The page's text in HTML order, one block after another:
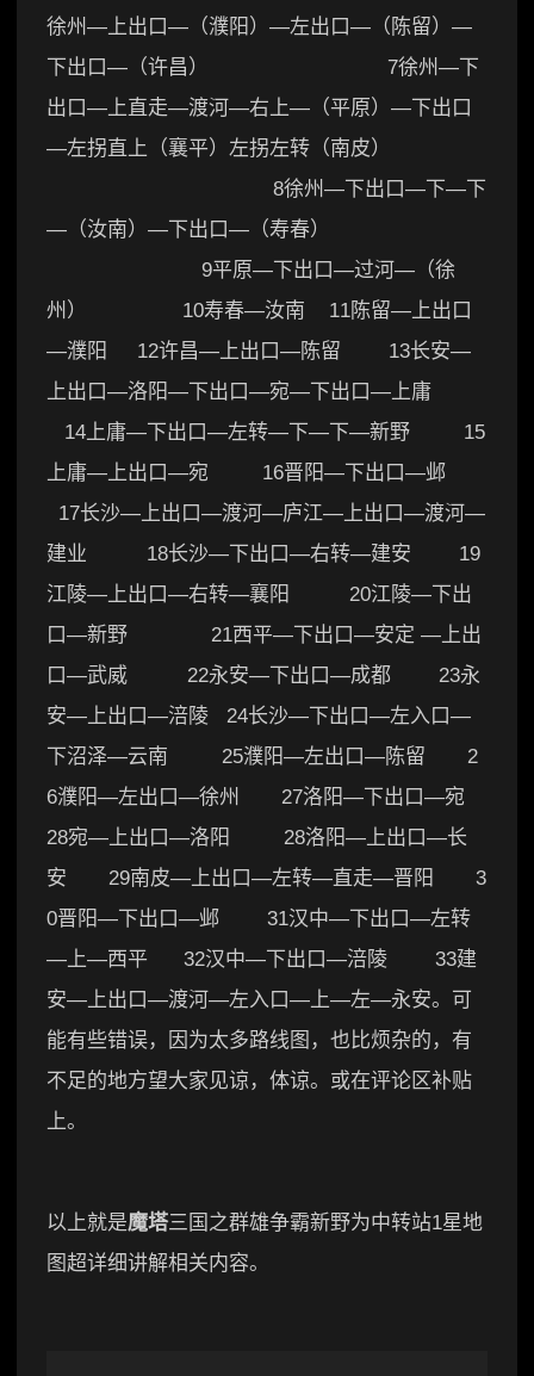
徐州—上出口—（濮阳）—左出口—（陈留）—
下出口—（许昌） 7徐州—下
出口—上直走—渡河—右上—（平原）—下出口
—左拐直上（襄平）左拐左转（南皮）
8徐州—下出口—下—下
—（汝南）—下出口—（寿春）
9平原—下出口—过河—（徐
州） 10寿春—汝南 11陈留—上出口
—濮阳 12许昌—上出口—陈留 13长安—
上出口—洛阳—下出口—宛—下出口—上庸
14上庸—下出口—左转—下—下—新野 15
上庸—上出口—宛 16晋阳—下出口—邺
17长沙—上出口—渡河—庐江—上出口—渡河—
建业 18长沙—下出口—右转—建安 19
江陵—上出口—右转—襄阳 20江陵—下出
口—新野 21西平—下出口—安定 —上出
口—武威 22永安—下出口—成都 23永
安—上出口—涪陵 24长沙—下出口—左入口—
下沼泽—云南 25濮阳—左出口—陈留 2
6濮阳—左出口—徐州 27洛阳—下出口—宛
28宛—上出口—洛阳 28洛阳—上出口—长
安 29南皮—上出口—左转—直走—晋阳 3
0晋阳—下出口—邺 31汉中—下出口—左转
—上—西平 32汉中—下出口—涪陵 33建
安—上出口—渡河—左入口—上—左—永安。可
能有些错误，因为太多路线图，也比烦杂的，有
不足的地方望大家见谅，体谅。或在评论区补贴
上。
以上就是魔塔三国之群雄争霸新野为中转站1星地
图超详细讲解相关内容。